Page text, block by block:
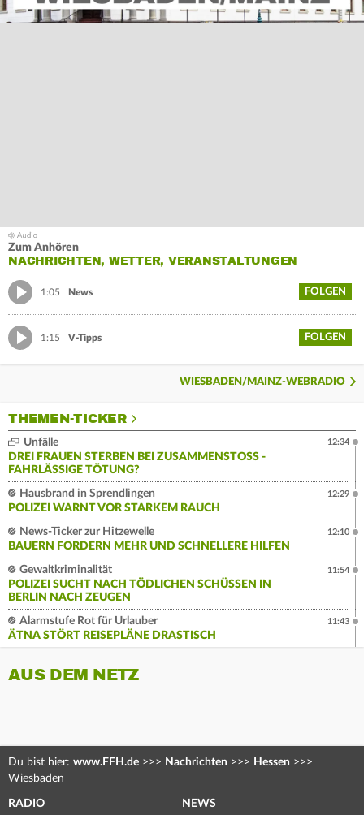
Zum Anhören
NACHRICHTEN, WETTER, VERANSTALTUNGEN
1:05 News FOLGEN
1:15 V-Tipps FOLGEN
WIESBADEN/MAINZ-WEBRADIO
THEMEN-TICKER
Unfälle
DREI FRAUEN STERBEN BEI ZUSAMMENSTOSS - F
AHRLÄSSIGE TÖTUNG?
12:34
Hausbrand in Sprendlingen
POLIZEI WARNT VOR STARKEM RAUCH
12:29
News-Ticker zur Hitzewelle
BAUERN FORDERN MEHR UND SCHNELLERE HILFEN
12:10
Gewaltkriminalität
POLIZEI SUCHT NACH TÖDLICHEN SCHÜSSEN IN
BERLIN NACH ZEUGEN
11:54
Alarmstufe Rot für Urlauber
ÄTNA STÖRT REISEPLÄNE DRASTISCH
11:43
AUS DEM NETZ
Du bist hier: www.FFH.de >>> Nachrichten >>> Hessen >>>
Wiesbaden
RADIO NEWS